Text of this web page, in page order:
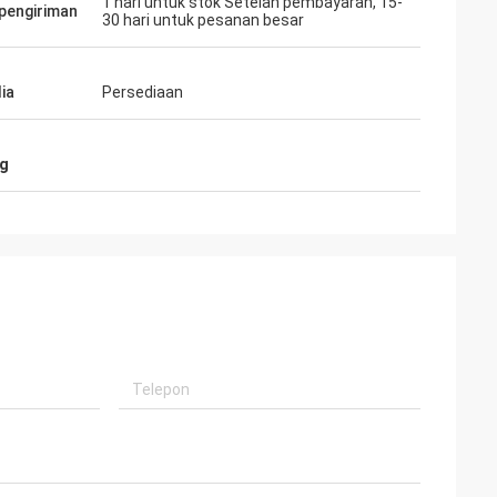
30 hari untuk pesanan besar
Persediaan